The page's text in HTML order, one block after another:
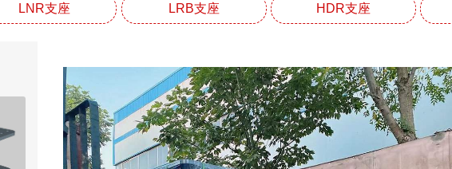
LNR支座 LRB支座 HDR支座